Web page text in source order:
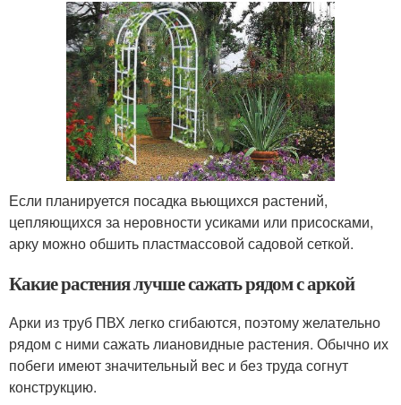
Если планируется посадка вьющихся растений,
цепляющихся за неровности усиками или присосками,
арку можно обшить пластмассовой садовой сеткой.
Какие растения лучше сажать рядом с аркой
Арки из труб ПВХ легко сгибаются, поэтому желательно
рядом с ними сажать лиановидные растения. Обычно их
побеги имеют значительный вес и без труда согнут
конструкцию.